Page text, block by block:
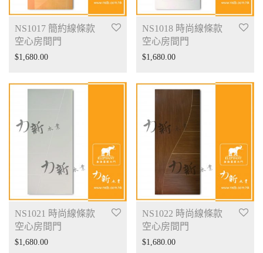
NS1017 簡約線條款
空心房間門
$1,680.00
NS1018 時尚線條款
空心房間門
$1,680.00
NS1021 時尚線條款
空心房間門
$1,680.00
NS1022 時尚線條款
空心房間門
$1,680.00